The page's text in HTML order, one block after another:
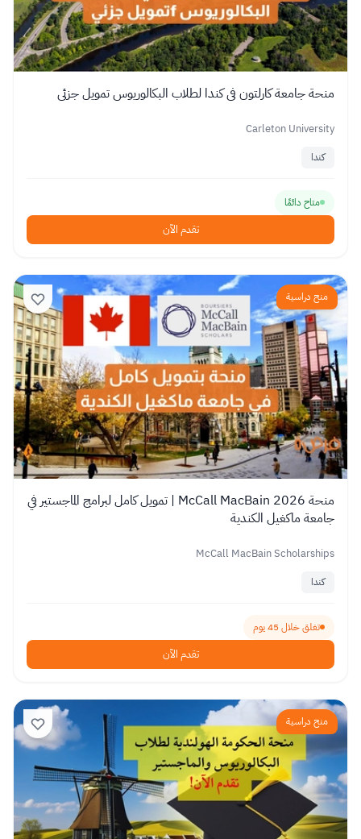
منحة جامعة كارلتون في كندا لطلاب البكالوريوس تمويل جزئي
Carleton University
كندا
متاح دائمًا
تقدم الآن
منح دراسية
منحة 2026 McCall MacBain | تمويل كامل لبرامج الماجستير في
جامعة ماكغيل الكندية
McCall MacBain Scholarships
كندا
تغلق خلال 45 يوم
تقدم الآن
منح دراسية